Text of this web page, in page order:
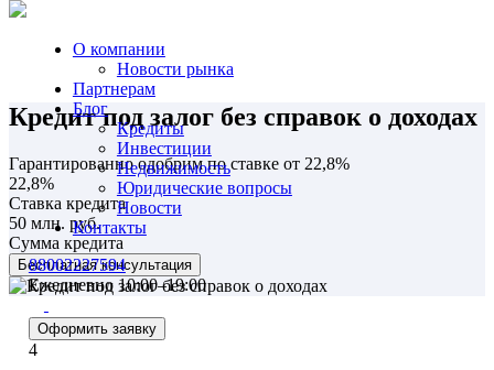
О компании
Новости рынка
Партнерам
Блог
Кредиты
Инвестиции
Недвижимость
Юридические вопросы
Новости
Контакты
88002227594
Ежедневно 10:00–19:00
Оформить заявку
4
Кредит под залог без справок о доходах
Гарантированно одобрим по ставке от 22,8%
22,8%
Ставка кредита
50 млн. руб.
Сумма кредита
Бесплатная консультация